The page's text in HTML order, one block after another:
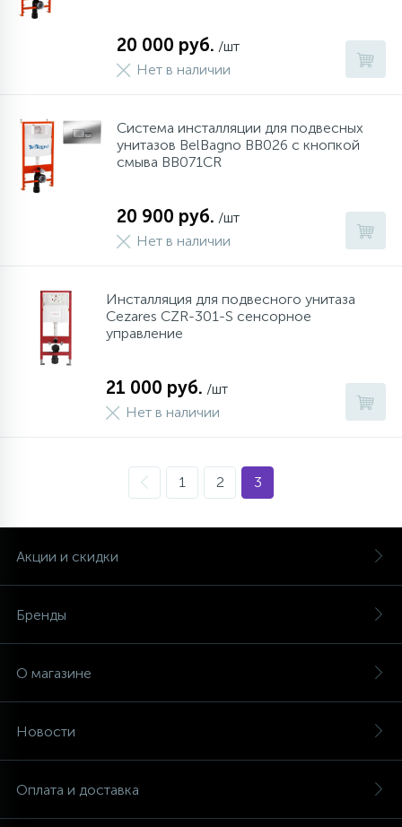
20 000 руб. /шт
Нет в наличии
Система инсталляции для подвесных
унитазов BelBagno BB026 с кнопкой
смыва BB071CR
20 900 руб. /шт
Нет в наличии
Инсталляция для подвесного унитаза
Cezares CZR-301-S сенсорное
управление
21 000 руб. /шт
Нет в наличии
1 2 3
Акции и скидки
Бренды
О магазине
Новости
Оплата и доставка